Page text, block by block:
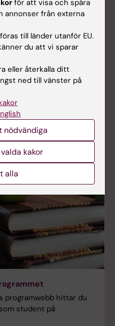
Student på KI
information om
sådant som rör dina
studentlivet på KI -
från studiestart till
programwebb hittar du
student på
för att visa och spåra
annonser från externa
till länder utanför EU.
du att vi sparar
eller återkalla ditt
ned till vänster på
nödvändiga
kakor
alla